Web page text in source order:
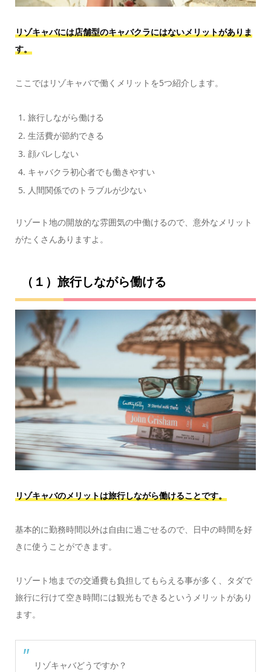
リゾキャバには店舗型のキャバクラにはないメリットがありま
す。
ここではリゾキャバで働くメリットを5つ紹介します。
旅行しながら働ける
生活費が節約できる
顔バレしない
キャバクラ初心者でも働きやすい
人間関係でのトラブルが少ない
リゾート地の開放的な雰囲気の中働けるので、意外なメリット
がたくさんありますよ。
（１）旅行しながら働ける
リゾキャバのメリットは旅行しながら働けることです。
基本的に勤務時間以外は自由に過ごせるので、日中の時間を好
きに使うことができます。
リゾート地までの交通費も負担してもらえる事が多く、タダで
旅行に行けて空き時間には観光もできるというメリットがあり
ます。
リゾキャバどうですか？